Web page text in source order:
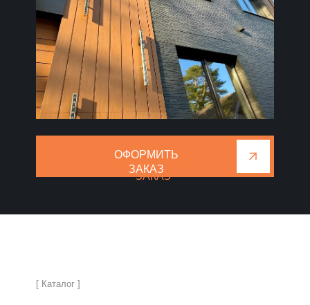
ОФОРМИТЬ
ЗАКАЗ
ОФОРМИТЬ
ЗАКАЗ
[ Каталог ]